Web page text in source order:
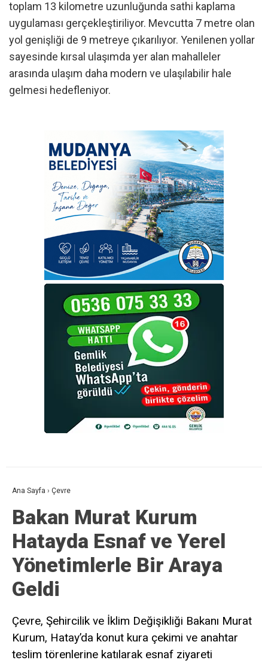
toplam 13 kilometre uzunluğunda sathi kaplama
uygulaması gerçekleştiriliyor. Mevcutta 7 metre olan
yol genişliği de 9 metreye çıkarılıyor. Yenilenen yollar
sayesinde kırsal ulaşımda yer alan mahalleler
arasında ulaşım daha modern ve ulaşılabilir hale
gelmesi hedefleniyor.
Ana Sayfa › Çevre
Bakan Murat Kurum
Hatayda Esnaf ve Yerel
Yönetimlerle Bir Araya
Geldi
Çevre, Şehircilik ve İklim Değişikliği Bakanı Murat
Kurum, Hatay’da konut kura çekimi ve anahtar
teslim törenlerine katılarak esnaf ziyareti